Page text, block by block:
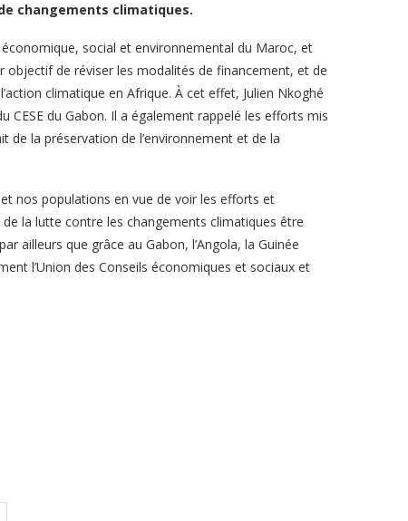
changements climatiques.
économique, social et environnemental du Maroc, et
objectif de réviser les modalités de financement, et de
climatique en Afrique. À cet effet, Julien Nkoghé
CESE du Gabon. Il a également rappelé les efforts mis
de la préservation de l’environnement et de la
nos populations en vue de voir les efforts et
la lutte contre les changements climatiques être
ailleurs que grâce au Gabon, l’Angola, la Guinée
l’Union des Conseils économiques et sociaux et